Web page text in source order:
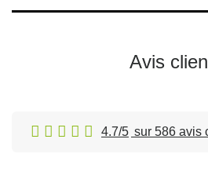
Avis
4.7/5 sur 586 avis